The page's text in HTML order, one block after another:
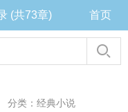
(共73章) 首页
分类：经典小说